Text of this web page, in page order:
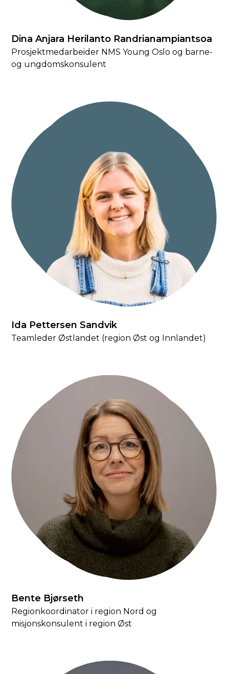
Dina Anjara Herilanto Randrianampiantsoa
Prosjektmedarbeider NMS Young Oslo og barne-
og ungdomskonsulent
Ida Pettersen Sandvik
Teamleder Østlandet (region Øst og Innlandet)
Bente Bjørseth
Regionkoordinator i region Nord og
misjonskonsulent i region Øst